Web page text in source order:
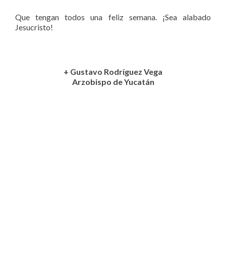
Que tengan todos una feliz semana. ¡Sea alabado
Jesucristo!
+ Gustavo Rodríguez Vega
Arzobispo de Yucatán